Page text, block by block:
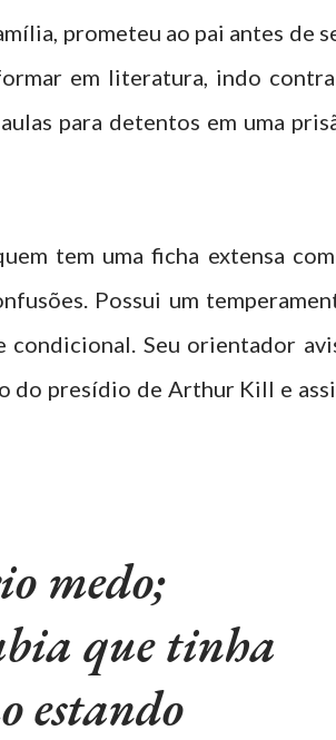
prometeu ao pai antes de
em literatura, indo
para detentos em uma
tem uma ficha extensa
Possui um
Seu orientador
do presídio de Arthur Kill e
medo;
que tinha
estando